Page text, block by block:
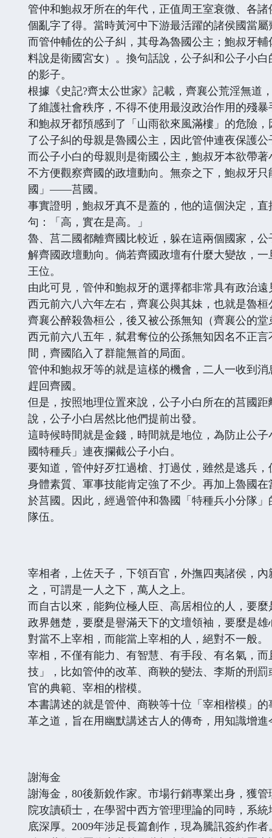
管仲和鮑叔牙所在的年代，正值周王室衰微、各
個亂字了得。當時黃河中下游最活躍的諸侯國當
而管仲輔佐的公子糾，其母為魯國公主；鮑叔牙
料說是衛國宮女）。換句話說，公子糾和公子小
的影子。
根據《史記?齊太公世家》記載，齊襄公荒淫無道
了維護社會秩序，不得不使用最沒政治作用的殘
和鮑叔牙都預感到了「山雨欲來風滿樓」的危險
了公子糾的母親是魯國公主，因此管仲連夜保護
而公子小白的母親則是衛國公主，鮑叔牙本欲帶
不方便觀察齊國的政壇動向。無奈之下，鮑叔牙
國」——莒國。
事實證明，鮑叔牙真不是蓋的，他的這個決定，
句：「高，實在是高。」
魯、莒二國都離齊國比較近，躲在這兩個國家，
解齊國政壇動向。倘若齊國政壇有什麼大變故，
王位。
由此可見，管仲和鮑叔牙的選擇都非常具有政治
西元前六八六年左右，齊襄公與其妹，也就是魯
齊襄公醉殺魯桓公，後又被公孫無知（齊襄公的
西元前六八五年，弑君奪位的公孫無知因名不正
間，齊國陷入了群龍無首的局面。
管仲和鮑叔牙等的就是這樣的機會，二人一收到
趕回齊國。
但是，按照地理位置來說，公子小白所在的莒國
說，公子小白居然比他們提前出發。
這時候時間就是金錢，時間就是地位，為防止公
國特種兵」連夜攔截公子小白。
要知道，管仲好歹扛過槍、打過仗，雖然是逃兵
身體素質、軍事技能肯定強了不少。再加上魯國
於莒國。因此，經過管仲和魯國「特種兵小分隊
隊伍。
宰相者，上佐天子，下領百官，外撫四夷諸侯，
之，可謂是一人之下，萬人之上。
而自古以來，能夠位極人臣、高居相位的人，要
政界翹楚，要麼是譽滿天下的文壇領袖，要麼是
對當不上宰相，而能當上宰相的人，絕對不一般。
宰相，不僅有能力、有智慧、有手段、有名氣，
技」，比如管仲的改革、商鞅的變法、李斯的刑
官的典範、宰相的楷模。
本書講述的就是管仲、商鞅等十位「宰相楷模」
革之道，旨在用幽默講述古人的傳奇，用知識增進
謝海金
謝海金，80後新銳作家。市場行銷專業出身，獲
院攻讀碩士，在學習中西方管理理論的同時，系
底深厚。2009年涉足長篇創作，現為騰訊簽約作